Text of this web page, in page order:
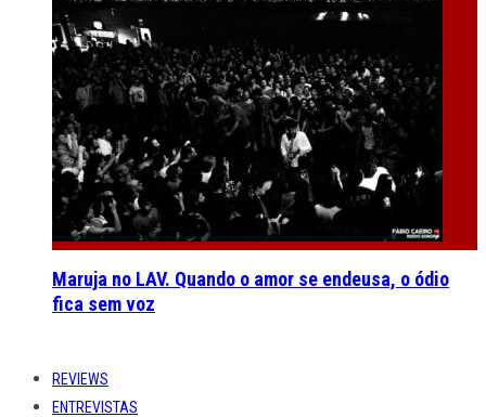
Maruja no LAV. Quando o amor se endeusa, o ódio
fica sem voz
REVIEWS
ENTREVISTAS